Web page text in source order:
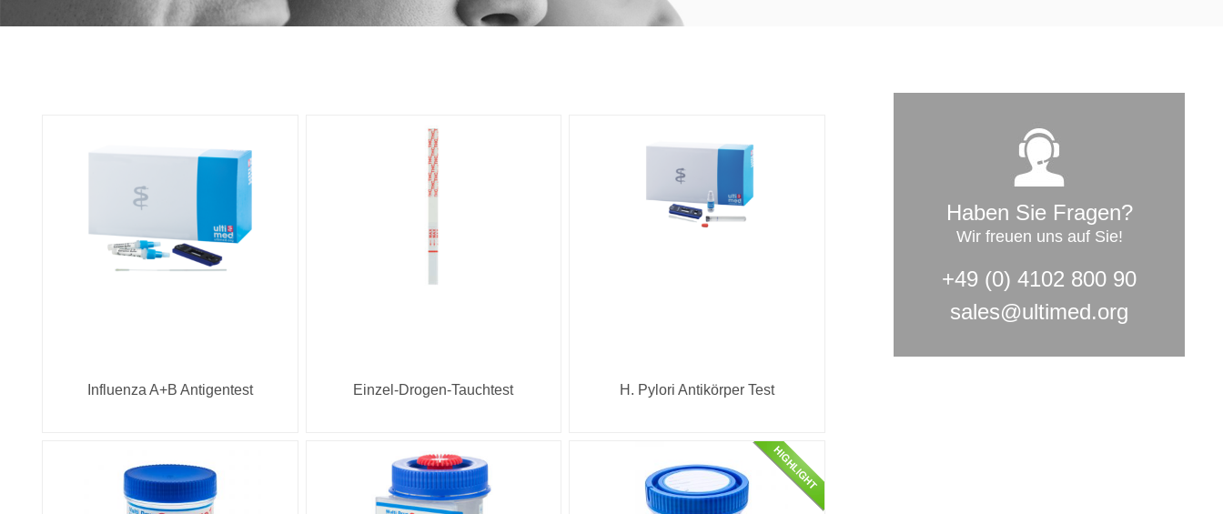
Haben Sie Fragen?
Wir freuen uns auf Sie!
+49 (0) 4102 800 90
sales@ultimed.org
Influenza A+B Antigentest Einzel-Drogen-Tauchtest H. Pylori Antikörper Test